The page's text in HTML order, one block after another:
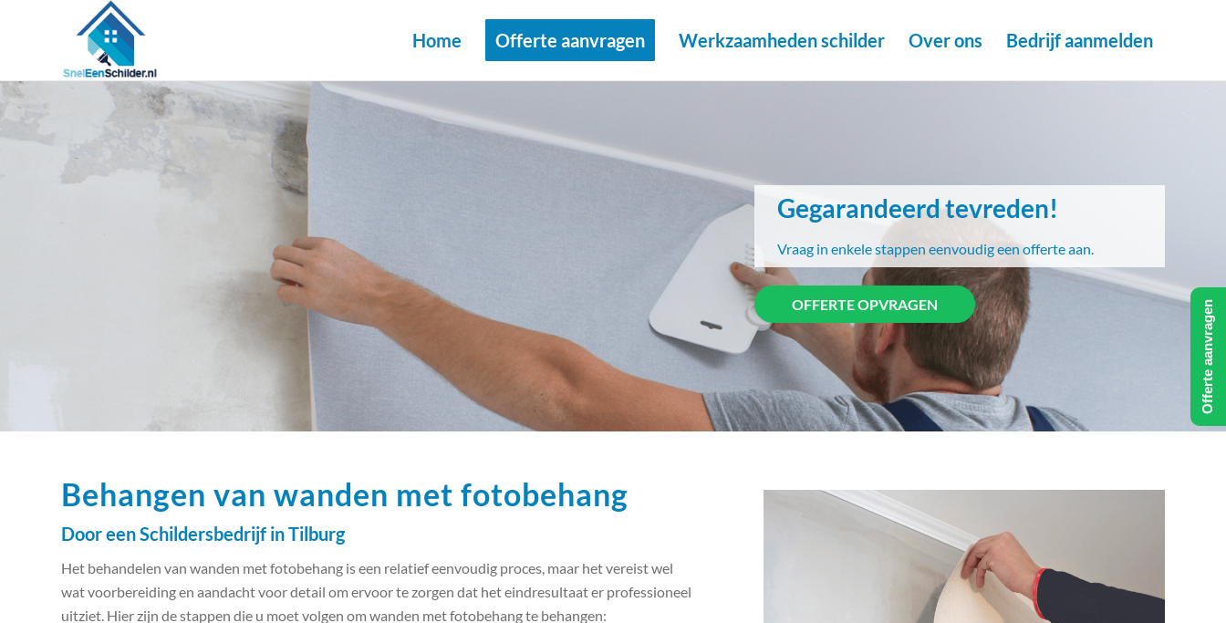
Home Offerte aanvragen Werkzaamheden schilder Over ons Bedrijf aanmelden
Gegarandeerd tevreden!
Vraag in enkele stappen eenvoudig een offerte aan.
OFFERTE OPVRAGEN
Behangen van wanden met fotobehang
Door een Schildersbedrijf in Tilburg
Het behandelen van wanden met fotobehang is een relatief eenvoudig proces, maar het vereist wel
wat voorbereiding en aandacht voor detail om ervoor te zorgen dat het eindresultaat er professioneel
uitziet. Hier zijn de stappen die u moet volgen om wanden met fotobehang te behangen:
Offerte aanvragen